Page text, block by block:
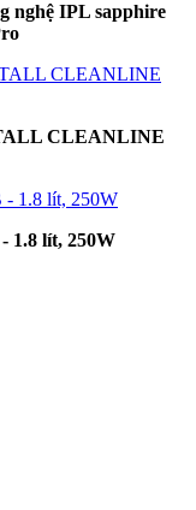
nghệ IPL sapphire
CLEANLINE
1.8 lít, 250W